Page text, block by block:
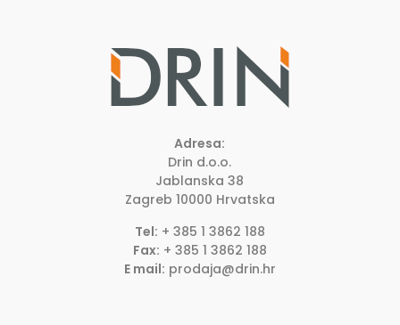
Adresa:
Drin d.o.o.
Jablanska 38
Zagreb 10000 Hrvatska
Tel: + 385 1 3862 188
Fax: + 385 1 3862 188
E mail: prodaja@drin.hr